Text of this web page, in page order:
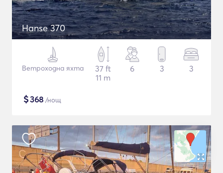
Hanse 370
Ветроходна яхта
37 ft
11 m
6 3 3
$368 /нощ